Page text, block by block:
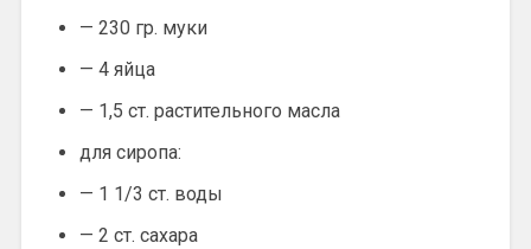
— 230 гр. муки
— 4 яйца
— 1,5 ст. растительного масла
для сиропа:
— 1 1/3 ст. воды
— 2 ст. сахара